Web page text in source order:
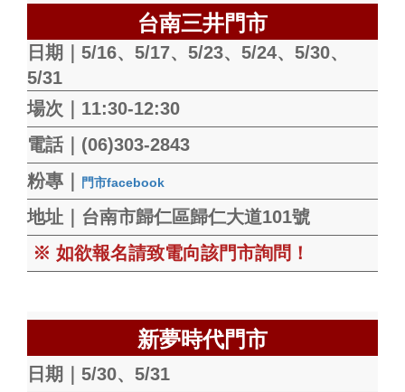
台南三井門市
日期｜5/16、5/17、5/23、5/24、5/30、
5/31
場次｜11:30-12:30
電話｜(06)303-2843
粉專｜
門市facebook
地址｜台南市歸仁區歸仁大道101號
※ 如欲報名請致電向該門市詢問！
新夢時代門市
日期｜5/30、5/31